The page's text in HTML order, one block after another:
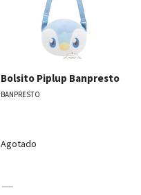
Bolsito Piplup Banpresto
BANPRESTO
Agotado